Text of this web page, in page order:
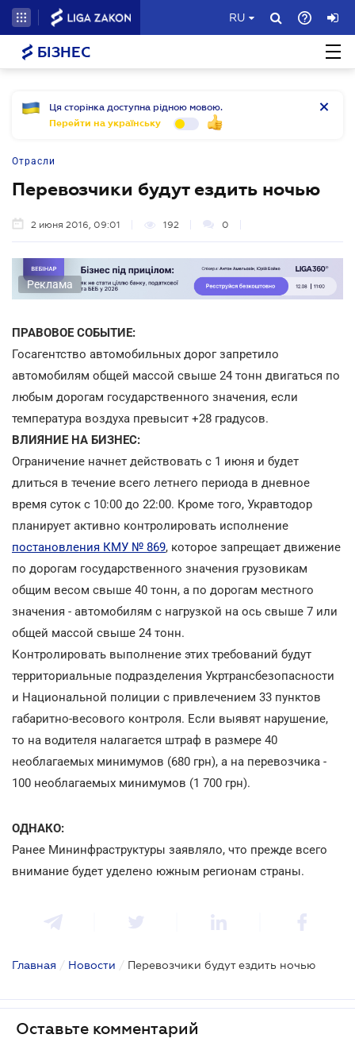
RU
БІЗНЕС
Ця сторінка доступна рідною мовою.
Перейти на українську
Отрасли
Перевозчики будут ездить ночью
2 июня 2016, 09:01 192 0
Реклама
ПРАВОВОЕ СОБЫТИЕ:
Госагентство автомобильных дорог запретило
автомобилям общей массой свыше 24 тонн двигаться по
любым дорогам государственного значения, если
температура воздуха превысит +28 градусов.
ВЛИЯНИЕ НА БИЗНЕС:
Ограничение начнет действовать с 1 июня и будет
длиться в течение всего летнего периода в дневное
время суток с 10:00 до 22:00. Кроме того, Укравтодор
планирует активно контролировать исполнение
постановления КМУ № 869, которое запрещает движение
по дорогам государственного значения грузовикам
общим весом свыше 40 тонн, а по дорогам местного
значения - автомобилям с нагрузкой на ось свыше 7 или
общей массой свыше 24 тонн.
Контролировать выполнение этих требований будут
территориальные подразделения Укртрансбезопасности
и Национальной полиции с привлечением 33 пунктов
габаритно-весового контроля. Если выявят нарушение,
то на водителя налагается штраф в размере 40
необлагаемых минимумов (680 грн), а на перевозчика -
100 необлагаемых минимумов (1 700 грн).
ОДНАКО:
Ранее Мининфраструктуры заявляло, что прежде всего
внимание будет уделено южным регионам страны.
Главная / Новости / Перевозчики будут ездить ночью
Оставьте комментарий